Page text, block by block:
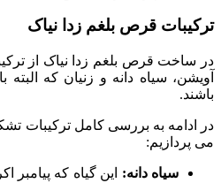
ترکیبات قرص بلغم زدا نیاک
در ساخت قرص بلغم زدا نیاک از
آویشن، سیاه دانه و زنیان که البته
باشند.
در ادامه به بررسی کامل ترکیبات
می پردازیم:
سیاه دانه: این گیاه که